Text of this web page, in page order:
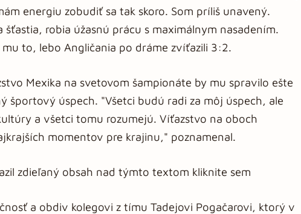
energiu zobudiť sa tak skoro. Som príliš unavený.
robia úžasnú prácu s maximálnym nasadením.
to, lebo Angličania po dráme zvíťazili 3:2.
Mexika na svetovom šampionáte by mu spravilo ešte
športový úspech. "Všetci budú radi za môj úspech, ale
a všetci tomu rozumejú. Víťazstvo na oboch
momentov pre krajinu," poznamenal.
zdieľaný obsah nad týmto textom kliknite sem
a obdiv kolegovi z tímu Tadejovi Pogačarovi, ktorý v